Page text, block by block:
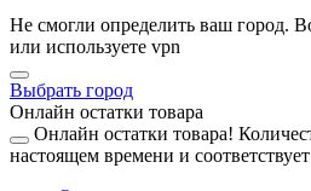
Не смогли определить ваш город.
или используете vpn
Выбрать город
Онлайн остатки товара
Онлайн остатки товара!
настоящем времени и